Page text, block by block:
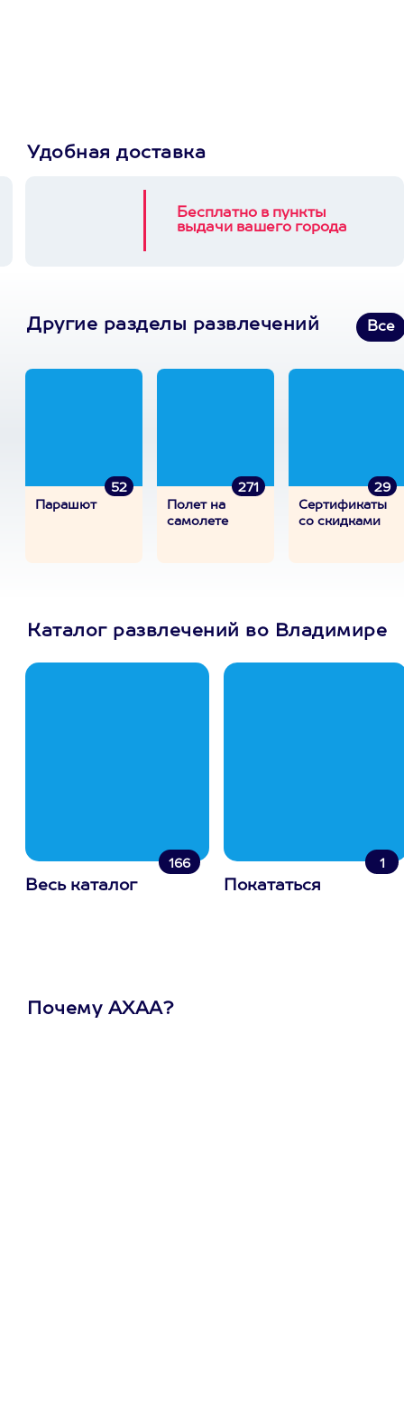
Удобная доставка
Бесплатно в пункты
выдачи вашего города
Другие разделы развлечений Все
52
Парашют
271
Полет на
самолете
29
Сертификаты
со скидками
Каталог развлечений во Владимире
166
Весь каталог
1
Покататься
Почему АХАА?